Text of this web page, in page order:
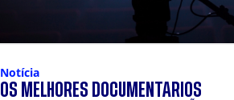
Notícia
OS MELHORES DOCUMENTÁRIOS